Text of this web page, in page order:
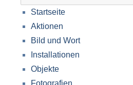
nach:
Startseite
Aktionen
Bild und Wort
Installationen
Objekte
Fotografien